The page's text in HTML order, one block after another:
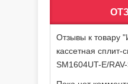
Отзывы к товару
кассетная сплит-
SM1604UT-E/